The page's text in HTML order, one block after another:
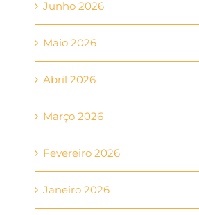
Junho 2026
Maio 2026
Abril 2026
Março 2026
Fevereiro 2026
Janeiro 2026